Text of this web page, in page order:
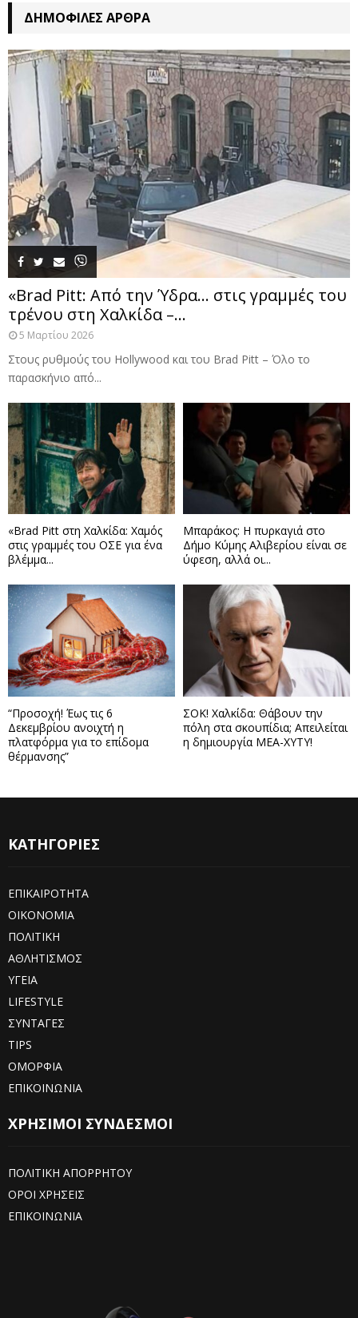
ΔΗΜΟΦΙΛΈΣ ΆΡΘΡΑ
«Brad Pitt: Από την Ύδρα… στις γραμμές του
τρένου στη Χαλκίδα –...
5 Μαρτίου 2026
Στους ρυθμούς του Hollywood και του Brad Pitt – Όλο το
παρασκήνιο από...
«Brad Pitt στη Χαλκίδα: Χαμός
στις γραμμές του ΟΣΕ για ένα
βλέμμα...
Μπαράκος: Η πυρκαγιά στο
Δήμο Κύμης Αλιβερίου είναι σε
ύφεση, αλλά οι...
“Προσοχή! Έως τις 6
Δεκεμβρίου ανοιχτή η
πλατφόρμα για το επίδομα
θέρμανσης”
ΣΟΚ! Χαλκίδα: Θάβουν την
πόλη στα σκουπίδια; Απειλείται
η δημιουργία ΜΕΑ-ΧΥΤΥ!
ΚΑΤΗΓΟΡΙΕΣ
ΕΠΙΚΑΙΡΟΤΗΤΑ
ΟΙΚΟΝΟΜΙΑ
ΠΟΛΙΤΙΚΗ
ΑΘΛΗΤΙΣΜΟΣ
ΥΓΕΙΑ
LIFESTYLE
ΣΥΝΤΑΓΕΣ
TIPS
ΟΜΟΡΦΙΑ
ΕΠΙΚΟΙΝΩΝΙΑ
ΧΡΗΣΙΜΟΙ ΣΥΝΔΕΣΜΟΙ
ΠΟΛΙΤΙΚΗ ΑΠΟΡΡΗΤΟΥ
ΟΡΟΙ ΧΡΗΣΕΙΣ
ΕΠΙΚΟΙΝΩΝΙΑ